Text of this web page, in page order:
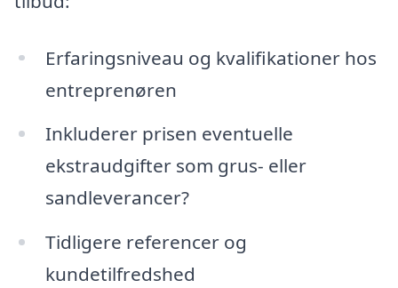
Erfaringsniveau og kvalifikationer hos
entreprenøren
Inkluderer prisen eventuelle
ekstraudgifter som grus- eller
sandleverancer?
Tidligere referencer og
kundetilfredshed